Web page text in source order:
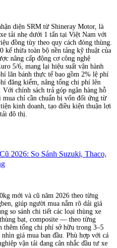
diện SRM từ Shineray Motor, là
tải nhẹ dưới 1 tấn tại Việt Nam với
đồng tùy theo quy cách đóng thùng.
kế thừa toàn bộ nền tảng kỹ thuật của
nâng cấp động cơ công nghệ
5/6, mang lại hiệu suất vận hành
lăn bánh thực tế bao gồm 2% lệ phí
đăng kiểm, nâng tổng chi phí lên
chính sách trả góp ngân hàng hỗ
chỉ cần chuẩn bị vốn đối ứng từ
kinh doanh, tạo điều kiện thuận lợi
đô thị.
2026: So Sánh Suzuki, Thaco,
mới và cũ năm 2026 theo từng
giúp người mua nắm rõ dải giá
so sánh chi tiết các loại thùng xe
bạt, composite — theo từng
thêm tổng chi phí sở hữu trong 3–5
giá mua ban đầu. Phù hợp với cá
vận tải đang cân nhắc đầu tư xe